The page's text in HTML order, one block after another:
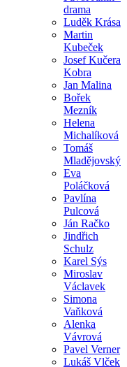
drama
Luděk Krása
Martin
Kubeček
Josef Kučera
Kobra
Jan Malina
Bořek
Mezník
Helena
Michalíková
Tomáš
Mladějovský
Eva
Poláčková
Pavlína
Pulcová
Ján Račko
Jindřich
Schulz
Karel Sýs
Miroslav
Václavek
Simona
Vaňková
Alenka
Vávrová
Pavel Verner
Lukáš Vlček